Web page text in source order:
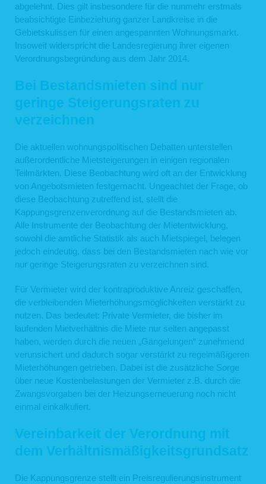
abgelehnt. Dies gilt insbesondere für die nunmehr erstmals
beabsichtigte Einbeziehung ganzer Landkreise in die
Gebietskulissen für einen angespannten Wohnungsmarkt.
Insoweit widerspricht die Landesregierung ihrer eigenen
Verordnungsbegründung aus dem Jahr 2014.
Bei Bestandsmieten sind nur
geringe Steigerungsraten zu
verzeichnen
Die aktuellen wohnungspolitischen Debatten unterstellen
außerordentliche Mietsteigerungen in einigen regionalen
Teilmärkten. Diese Beobachtung wird oft an der Entwicklung
von Angebotsmieten festgemacht. Ungeachtet der Frage, ob
diese Beobachtung zutreffend ist, stellt die
Kappungsgrenzenverordnung auf die Bestandsmieten ab.
Alle Instrumente der Beobachtung der Mietentwicklung,
sowohl die amtliche Statistik als auch Mietspiegel, belegen
jedoch eindeutig, dass bei den Bestandsmieten nach wie vor
nur geringe Steigerungsraten zu verzeichnen sind.
Für Vermieter wird der kontraproduktive Anreiz geschaffen,
die verbleibenden Mieterhöhungsmöglichkeiten verstärkt zu
nutzen. Das bedeutet: Private Vermieter, die bisher im
laufenden Mietverhältnis die Miete nur selten angepasst
haben, werden durch die neuen „Gängelungen“ zunehmend
verunsichert und dadurch sogar verstärkt zu regelmäßigeren
Mieterhöhungen getrieben. Dabei ist die zusätzliche Sorge
über neue Kostenbelastungen der Vermieter z.B. durch die
Zwangsvorgaben bei der Heizungserneuerung noch nicht
einmal einkalkuliert.
Vereinbarkeit der Verordnung mit
dem Verhältnismäßigkeitsgrundsatz
Die Kappungsgrenze stellt ein Preisregulierungsinstrument